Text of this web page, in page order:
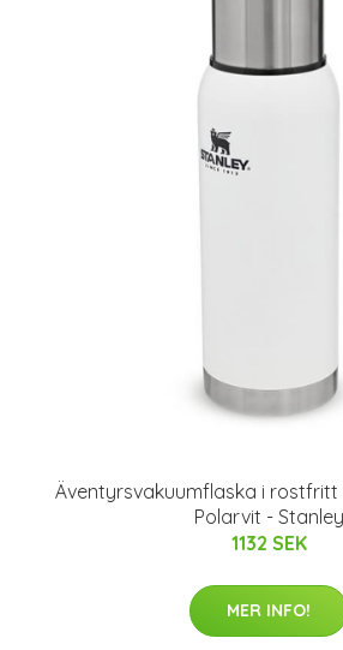
Äventyrsvakuumflaska i rostfritt
Polarvit - Stanley
1132 SEK
MER INFO!